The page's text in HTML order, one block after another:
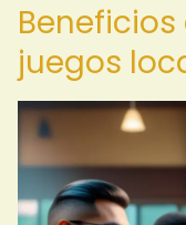
juegos